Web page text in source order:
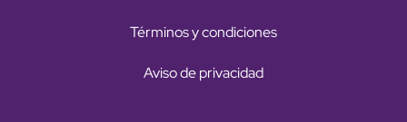
Términos y condiciones
Aviso de privacidad